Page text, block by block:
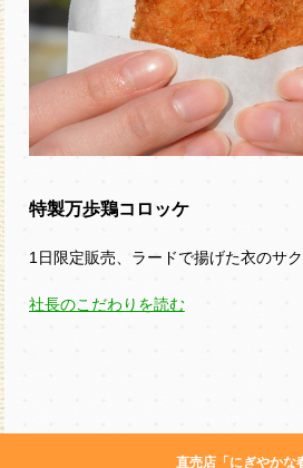
特製万歩鶏コロッケ
1日限定販売、ラードで揚げた衣のサ
社長のこだわりを読む
直売店「にぎやかな